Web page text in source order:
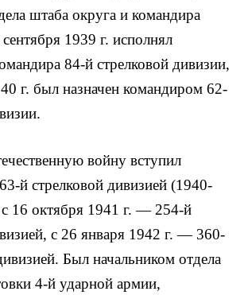
штаба округа и командира
1939 г. исполнял
84-й стрелковой дивизии,
г. был назначен командиром 62-
войну вступил
й стрелковой дивизией (1940-
с 16 октября 1941 г. — 254-й
с 26 января 1942 г. — 360-
Был начальником отдела
4-й ударной армии,